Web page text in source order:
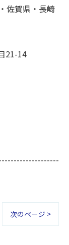
佐賀県・長崎
21-14
次のページ >